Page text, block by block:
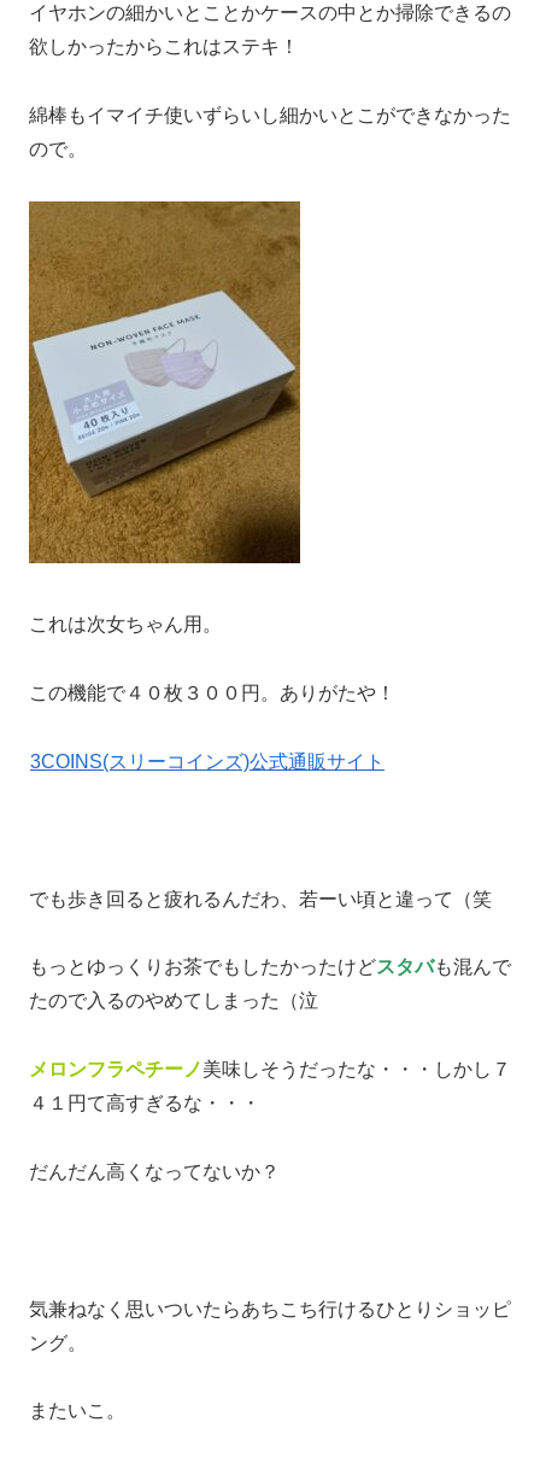
イヤホンの細かいとことかケースの中とか掃除できるの
欲しかったからこれはステキ！
綿棒もイマイチ使いずらいし細かいとこができなかった
ので。
これは次女ちゃん用。
この機能で４０枚３００円。ありがたや！
3COINS(スリーコインズ)公式通販サイト
でも歩き回ると疲れるんだわ、若ーい頃と違って（笑
もっとゆっくりお茶でもしたかったけどスタバも混んで
たので入るのやめてしまった（泣
メロンフラペチーノ美味しそうだったな・・・しかし７
４１円て高すぎるな・・・
だんだん高くなってないか？
気兼ねなく思いついたらあちこち行けるひとりショッピ
ング。
またいこ。